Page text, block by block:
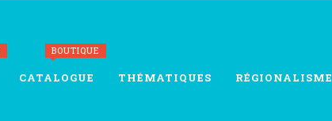
CATALOGUE
BOUTIQUE
THÉMATIQUES RÉGIONALISME